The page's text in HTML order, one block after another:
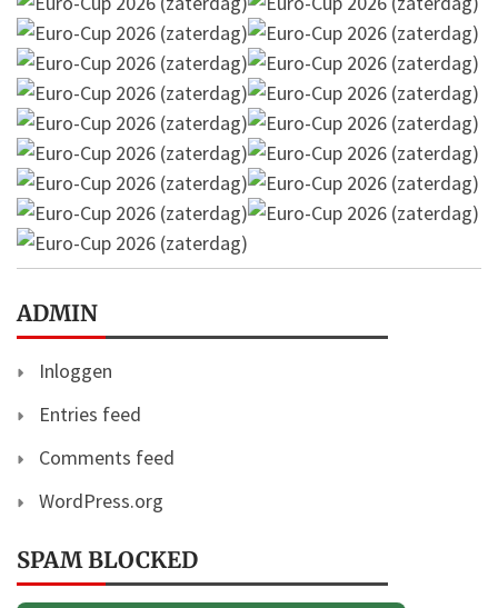
ADMIN
Inloggen
Entries feed
Comments feed
WordPress.org
SPAM BLOCKED